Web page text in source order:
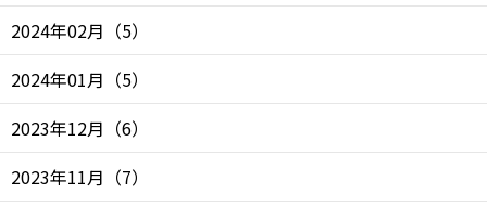
2024年02月 （5）
2024年01月 （5）
2023年12月 （6）
2023年11月 （7）